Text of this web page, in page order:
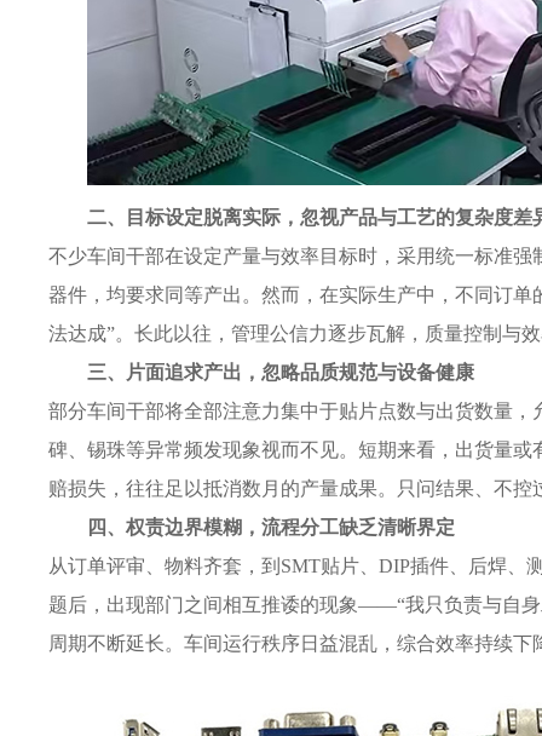
二、目标设定脱离实际，忽视产品与工艺的复杂度差
不少车间干部在设定产量与效率目标时，采用统一标准
器件，均要求同等产出。然而，在实际生产中，不同订
法达成”。长此以往，管理公信力逐步瓦解，质量控制与
三、片面追求产出，忽略品质规范与设备健康
部分车间干部将全部注意力集中于贴片点数与出货数量
碑、锡珠等异常频发现象视而不见。短期来看，出货量
赔损失，往往足以抵消数月的产量成果。只问结果、不
四、权责边界模糊，流程分工缺乏清晰界定
从订单评审、物料齐套，到SMT贴片、DIP插件、后焊
题后，出现部门之间相互推诿的现象——“我只负责与自
周期不断延长。车间运行秩序日益混乱，综合效率持续